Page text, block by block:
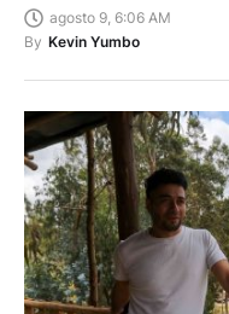
agosto 9, 6:06 AM
By Kevin Yumbo